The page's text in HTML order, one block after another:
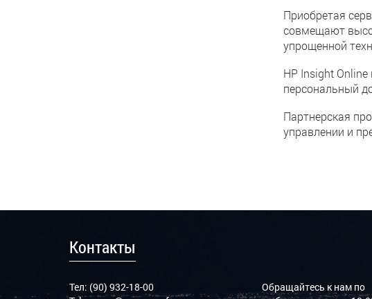
Приобретая
совмещают
упрощенной
HP Insight
персональный
Партнерская
управлении и
Контакты
Тел: (90) 932-18-00
Обращайтесь к нам по